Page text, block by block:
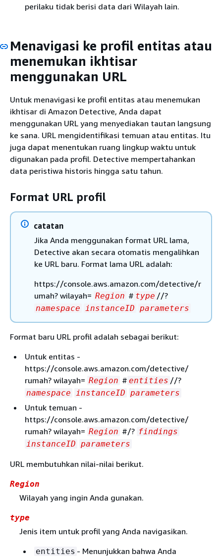
perilaku tidak berisi data dari Wilayah lain.
Menavigasi ke profil entitas atau
menemukan ikhtisar
menggunakan URL
Untuk menavigasi ke profil entitas atau menemukan
ikhtisar di Amazon Detective, Anda dapat
menggunakan URL yang menyediakan tautan langsung
ke sana. URL mengidentifikasi temuan atau entitas. Itu
juga dapat menentukan ruang lingkup waktu untuk
digunakan pada profil. Detective mempertahankan
data peristiwa historis hingga satu tahun.
Format URL profil
catatan
Jika Anda menggunakan format URL lama,
Detective akan secara otomatis mengalihkan
ke URL baru. Format lama URL adalah:
https://console.aws.amazon.com/detective/r
umah? wilayah= Region # type //?
namespace instanceID parameters
Format baru URL profil adalah sebagai berikut:
Untuk entitas -
https://console.aws.amazon.com/detective/
rumah? wilayah= Region # entities //?
namespace instanceID parameters
Untuk temuan -
https://console.aws.amazon.com/detective/
rumah? wilayah= Region #/? findings
instanceID parameters
URL membutuhkan nilai-nilai berikut.
Region
Wilayah yang ingin Anda gunakan.
type
Jenis item untuk profil yang Anda navigasikan.
entities - Menunjukkan bahwa Anda